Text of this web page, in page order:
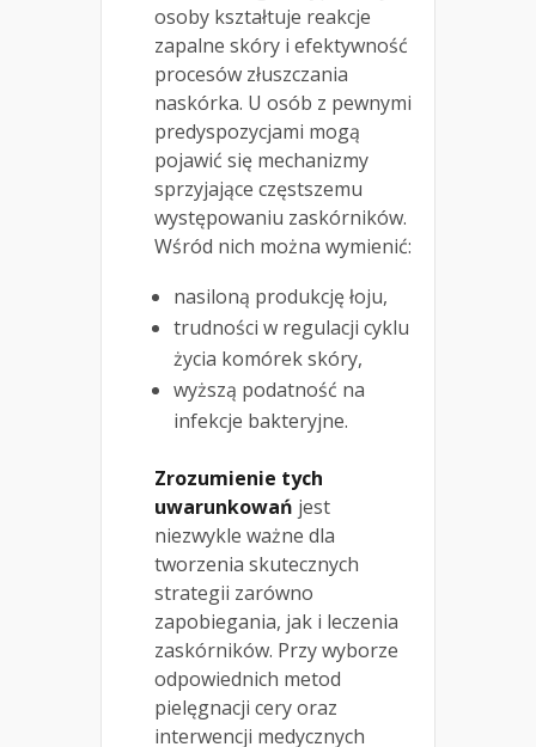
osoby kształtuje reakcje
zapalne skóry i efektywność
procesów złuszczania
naskórka. U osób z pewnymi
predyspozycjami mogą
pojawić się mechanizmy
sprzyjające częstszemu
występowaniu zaskórników.
Wśród nich można wymienić:
nasiloną produkcję łoju,
trudności w regulacji cyklu
życia komórek skóry,
wyższą podatność na
infekcje bakteryjne.
Zrozumienie tych
uwarunkowań jest
niezwykle ważne dla
tworzenia skutecznych
strategii zarówno
zapobiegania, jak i leczenia
zaskórników. Przy wyborze
odpowiednich metod
pielęgnacji cery oraz
interwencji medycznych